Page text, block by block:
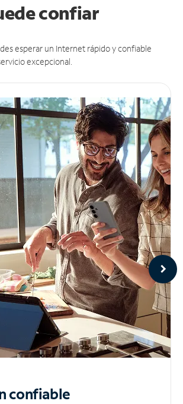
confiar
esperar un Internet rápido y confiable
excepcional.
confiable